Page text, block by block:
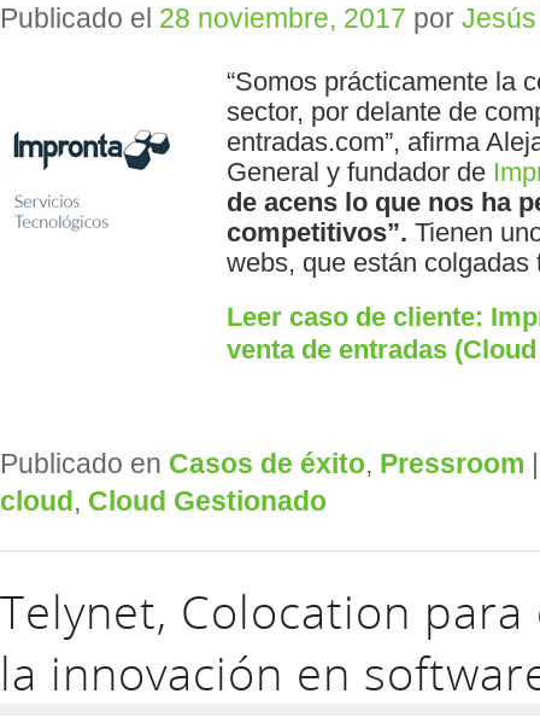
Publicado el 28 noviembre, 2017 por
“Somos prácticamente la
sector, por delante de
entradas.com”, afirma
General y fundador de
de acens lo que nos ha
competitivos”. Tienen
webs, que están
Leer caso de cliente:
venta de entradas
Publicado en Casos de éxito, Pressroom
cloud , Cloud Gestionado
Telynet, Colocation
la innovación en